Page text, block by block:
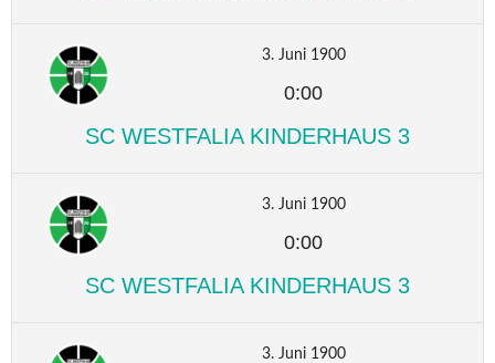
3. Juni 1900
0:00
SC WESTFALIA KINDERHAUS 3
3. Juni 1900
0:00
SC WESTFALIA KINDERHAUS 3
3. Juni 1900